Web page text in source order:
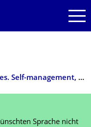
Neuerscheinung: „Partisan Ruptures. Self-management, Market Reform and the Spectre of Socialist Yugoslavia“
Sprache nicht